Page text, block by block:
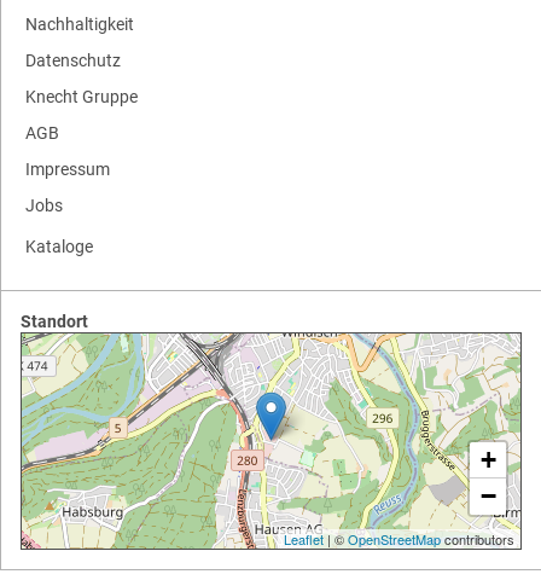
Nachhaltigkeit
Datenschutz
Knecht Gruppe
AGB
Impressum
Jobs
Kataloge
Standort
+
−
Leaflet| ©OpenStreetMapcontributors